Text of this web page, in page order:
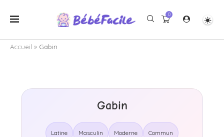
0
Accueil » Gabin
Gabin
Latine Masculin Moderne Commun